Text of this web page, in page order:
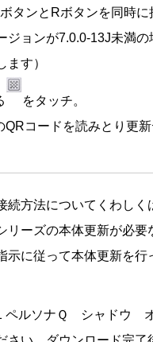
タンとRボタンを同時に
ジョンが7.0.0-13J未満
す）
をタッチ。
コードを読みとり更
続方法についてくわしく
ーズの本体更新が必要
に従って本体更新を行
ペルソナＱ シャド